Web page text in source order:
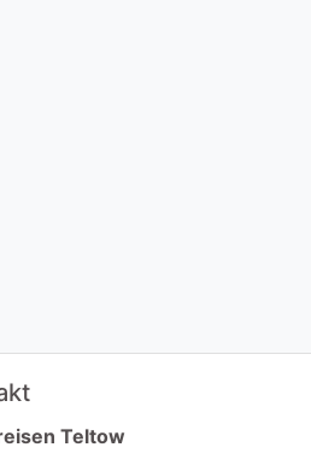
Teltow